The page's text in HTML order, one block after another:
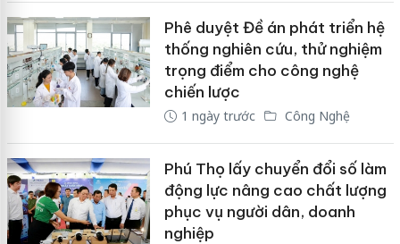
Phê duyệt Đề án phát triển hệ
thống nghiên cứu, thử nghiệm
trọng điểm cho công nghệ
chiến lược
1 ngày trước Công Nghệ
Phú Thọ lấy chuyển đổi số làm
động lực nâng cao chất lượng
phục vụ người dân, doanh
nghiệp